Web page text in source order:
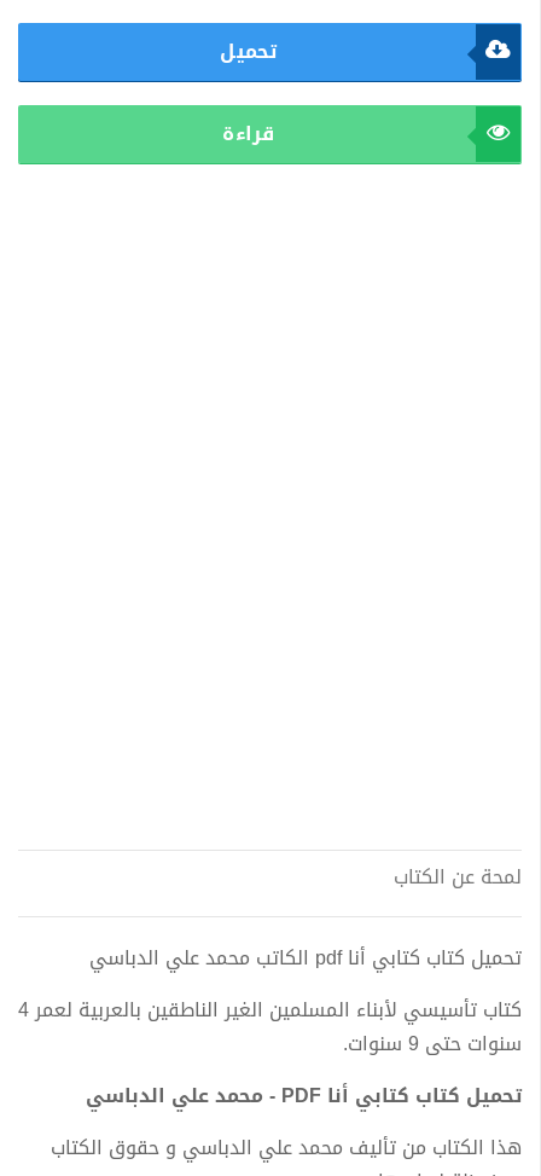
تحميل
قراءة
لمحة عن الكتاب
تحميل كتاب كتابي أنا pdf الكاتب محمد علي الدباسي
كتاب تأسيسي لأبناء المسلمين الغير الناطقين بالعربية لعمر 4
سنوات حتى 9 سنوات.
تحميل كتاب كتابي أنا PDF - محمد علي الدباسي
هذا الكتاب من تأليف محمد علي الدباسي و حقوق الكتاب